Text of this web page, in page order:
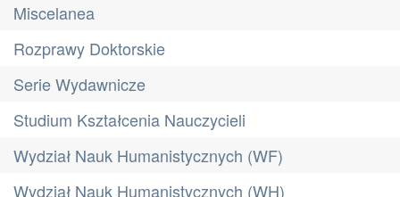
Miscelanea
Rozprawy Doktorskie
Serie Wydawnicze
Studium Kształcenia Nauczycieli
Wydział Nauk Humanistycznych (WF)
Wydział Nauk Humanistycznych (WH)